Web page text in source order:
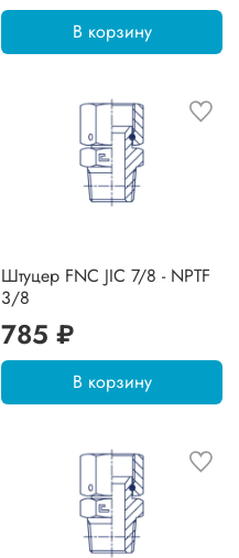
В корзину
Штуцер FNC JIC 7/8 - NPTF
3/8
785 ₽
В корзину